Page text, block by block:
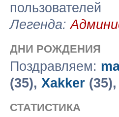
пользователей
Легенда:
ДНИ РОЖДЕНИЯ
Поздравляем:
(35), Xakker (35),
СТАТИСТИКА